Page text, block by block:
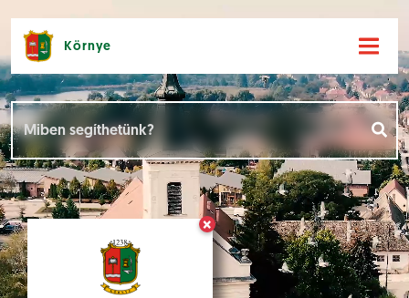
×
Környe
Hírek [
Események []
Dokumentumok []